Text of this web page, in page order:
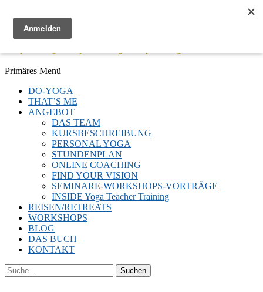
Menü
Facebook
Twitter
E-
LinkedIn
YouTube
Instagram
Primäres Menü
Zum
Inhalt
springen
DO-YOGA
THAT’S ME
ANGEBOT
DAS TEAM
KURSBESCHREIBUNG
PERSONAL YOGA
STUNDENPLAN
ONLINE COACHING
FIND YOUR VISION
SEMINARE-WORKSHOPS-VORTRÄGE
INSIDE Yoga Teacher Training
REISEN/RETREATS
WORKSHOPS
BLOG
DAS BUCH
KONTAKT
Suchen
Suchen
nach: